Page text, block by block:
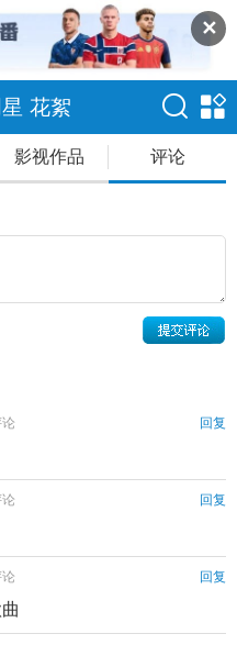
✕
花絮
影视作品 评论
回复
回复
回复